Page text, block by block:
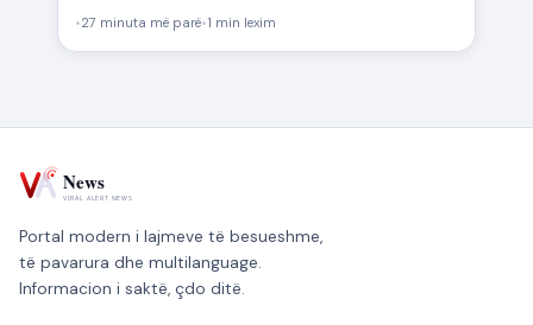
•27 minuta më parë•1 min lexim
Portal modern i lajmeve të besueshme,
të pavarura dhe multilanguage.
Informacion i saktë, çdo ditë.